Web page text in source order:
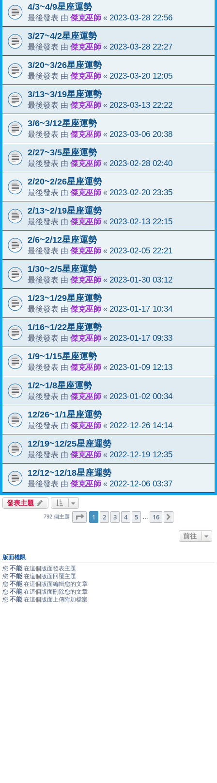
4/3~4/9星座運勢
最後發表 由 傑克巫師 « 2023-03-28 22:56
3/27~4/2星座運勢
最後發表 由 傑克巫師 « 2023-03-28 22:27
3/20~3/26星座運勢
最後發表 由 傑克巫師 « 2023-03-20 12:05
3/13~3/19星座運勢
最後發表 由 傑克巫師 « 2023-03-13 22:22
3/6~3/12星座運勢
最後發表 由 傑克巫師 « 2023-03-06 20:38
2/27~3/5星座運勢
最後發表 由 傑克巫師 « 2023-02-28 02:40
2/20~2/26星座運勢
最後發表 由 傑克巫師 « 2023-02-20 23:35
2/13~2/19星座運勢
最後發表 由 傑克巫師 « 2023-02-13 22:15
2/6~2/12星座運勢
最後發表 由 傑克巫師 « 2023-02-05 22:21
1/30~2/5星座運勢
最後發表 由 傑克巫師 « 2023-01-30 03:12
1/23~1/29星座運勢
最後發表 由 傑克巫師 « 2023-01-17 10:34
1/16~1/22星座運勢
最後發表 由 傑克巫師 « 2023-01-17 09:33
1/9~1/15星座運勢
最後發表 由 傑克巫師 « 2023-01-09 12:13
1/2~1/8星座運勢
最後發表 由 傑克巫師 « 2023-01-02 00:34
12/26~1/1星座運勢
最後發表 由 傑克巫師 « 2022-12-26 14:14
12/19~12/25星座運勢
最後發表 由 傑克巫師 « 2022-12-19 12:35
12/12~12/18星座運勢
最後發表 由 傑克巫師 « 2022-12-06 03:37
發表主題
792 個主題 第1 頁 (共 16頁)
1 2 3 4 5 16
前往
版面權限
您 不能 在這個版面發表主題
您 不能 在這個版面回覆主題
您 不能 在這個版面編輯您的文章
您 不能 在這個版面刪除您的文章
您 不能 在這個版面上傳附加檔案